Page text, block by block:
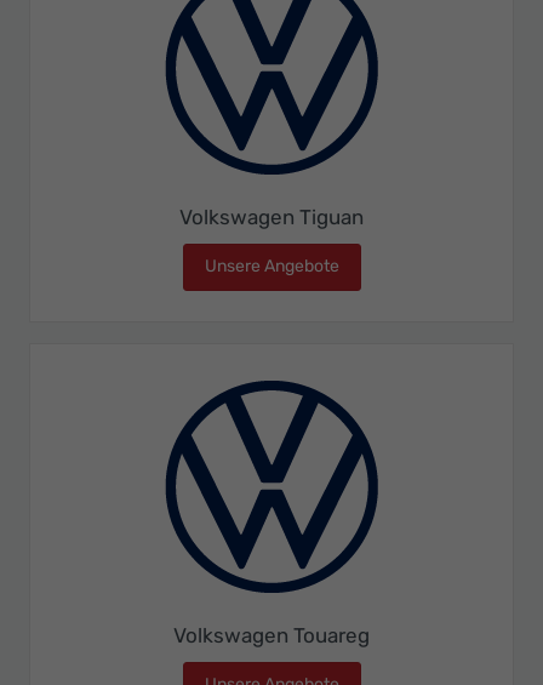
Volkswagen Tiguan
Unsere Angebote
Volkswagen Touareg